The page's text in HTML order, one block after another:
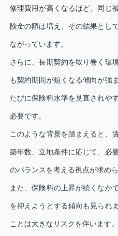
修理費用が高くなるほど、同じ
険金の額は増え、その結果とし
ながっています。
さらに、長期契約を取り巻く環
も契約期間が短くなる傾向が強
たびに保険料水準を見直されや
必要です。
このような背景を踏まえると、
築年数、立地条件に応じて、必
のバランスを考える視点が求めら
また、保険料の上昇が続くなか
を抑えようとする傾向も見られ
ことは大きなリスクを伴います。